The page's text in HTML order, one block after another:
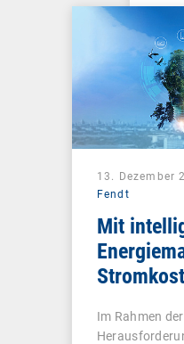
13. Dezember
Fendt
Mit
Im Rahmen